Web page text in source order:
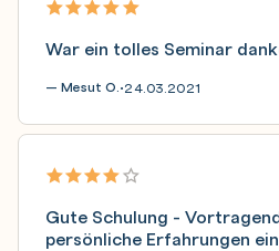
War ein tolles Seminar
— Mesut O.•24.03.2021
Gute Schulung -
persönliche Erfahrungen